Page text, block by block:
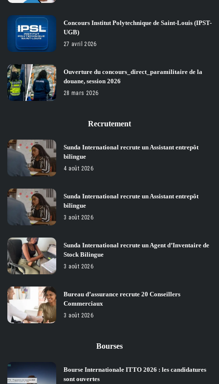
Concours Institut Polytechnique de Saint-Louis (IPST-
UGB)
27 avril 2026
Ouverture du concours_direct_paramilitaire de la
douane, session 2026
28 mars 2026
Recrutement
Sunda International recrute un Assistant entrepôt
bilingue
4 août 2026
Sunda International recrute un Assistant entrepôt
bilingue
3 août 2026
Sunda International recrute un Agent d’Inventaire de
Stock Bilingue
3 août 2026
Bureau d’assurance recrute 20 Conseillers
Commerciaux
3 août 2026
Bourses
Bourse Internationale ITTO 2026 : les candidatures
sont ouvertes